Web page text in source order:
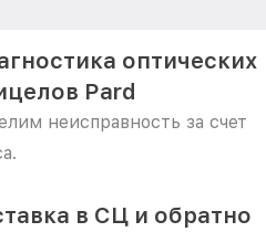
оптических
Pard
неисправность за счет
в СЦ и обратно